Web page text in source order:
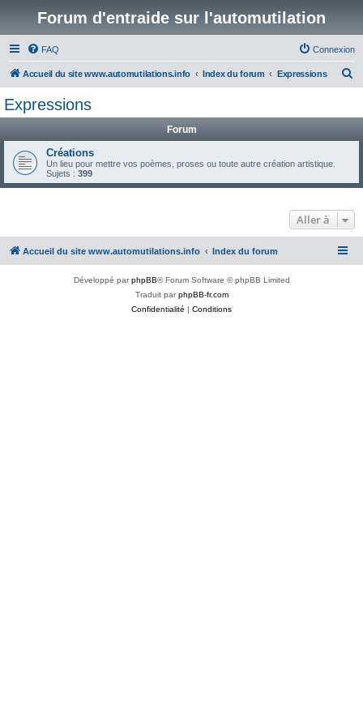
Forum d'entraide sur l'automutilation
FAQ Connexion
Accueil du site www.automutilations.info Index du forum Expressions
c
e
Expressions
Forum
Créations
Un lieu pour mettre vos poèmes, proses ou toute autre création artistique.
Sujets : 399
Aller à
Accueil du site www.automutilations.info Index du forum
Développé parphpBB® Forum Software © phpBB Limited
Traduit parphpBB-fr.com
Confidentialité | Conditions